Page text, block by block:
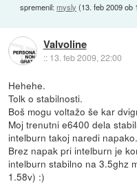
spremenil:mysly (13. feb 2009 ob
Valvoline
:: 13. feb 2009, 22:00
Hehehe.
Tolk o stabilnosti.
Boš mogu voltažo še kar
Moj trenutni e6400 dela
intelburn takoj naredi napako.
Brez napak pri intelburn je
intelburn stabilno na 3.5ghz
1.58v) :)